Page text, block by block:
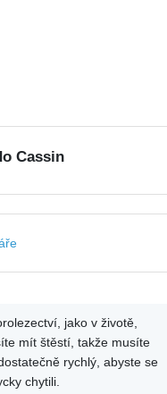
Cassin
jako v životě,
mít štěstí, takže musíte
rychlý, abyste se
chytili.